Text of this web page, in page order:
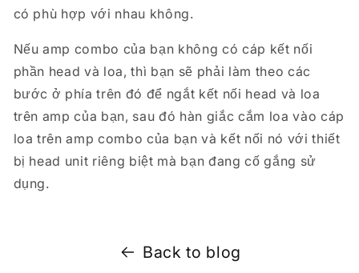
có phù hợp với nhau không.
Nếu amp combo của bạn không có cáp kết nối
phần head và loa, thì bạn sẽ phải làm theo các
bước ở phía trên đó để ngắt kết nối head và loa
trên amp của bạn, sau đó hàn giắc cắm loa vào cáp
loa trên amp combo của bạn và kết nối nó với thiết
bị head unit riêng biệt mà bạn đang cố gắng sử
dụng.
Back to blog